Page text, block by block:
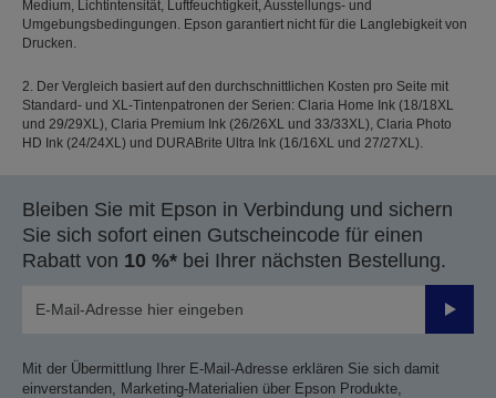
Medium, Lichtintensität, Luftfeuchtigkeit, Ausstellungs- und
Umgebungsbedingungen. Epson garantiert nicht für die Langlebigkeit von
Drucken.
2. Der Vergleich basiert auf den durchschnittlichen Kosten pro Seite mit
Standard- und XL-Tintenpatronen der Serien: Claria Home Ink (18/18XL
und 29/29XL), Claria Premium Ink (26/26XL und 33/33XL), Claria Photo
HD Ink (24/24XL) und DURABrite Ultra Ink (16/16XL und 27/27XL).
Bleiben Sie mit Epson in Verbindung und sichern
Sie sich sofort einen Gutscheincode für einen
Rabatt von 10 %* bei Ihrer nächsten Bestellung.
Mit der Übermittlung Ihrer E-Mail-Adresse erklären Sie sich damit
einverstanden, Marketing-Materialien über Epson Produkte,